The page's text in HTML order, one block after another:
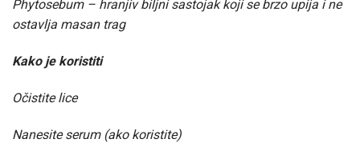
Phytosebum – hranjiv biljni sastojak koji se brzo upija i ne
ostavlja masan trag
Kako je koristiti
Očistite lice
Nanesite serum (ako koristite)